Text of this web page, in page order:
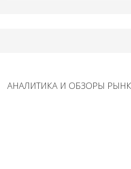
АНАЛИТИКА И ОБЗОРЫ